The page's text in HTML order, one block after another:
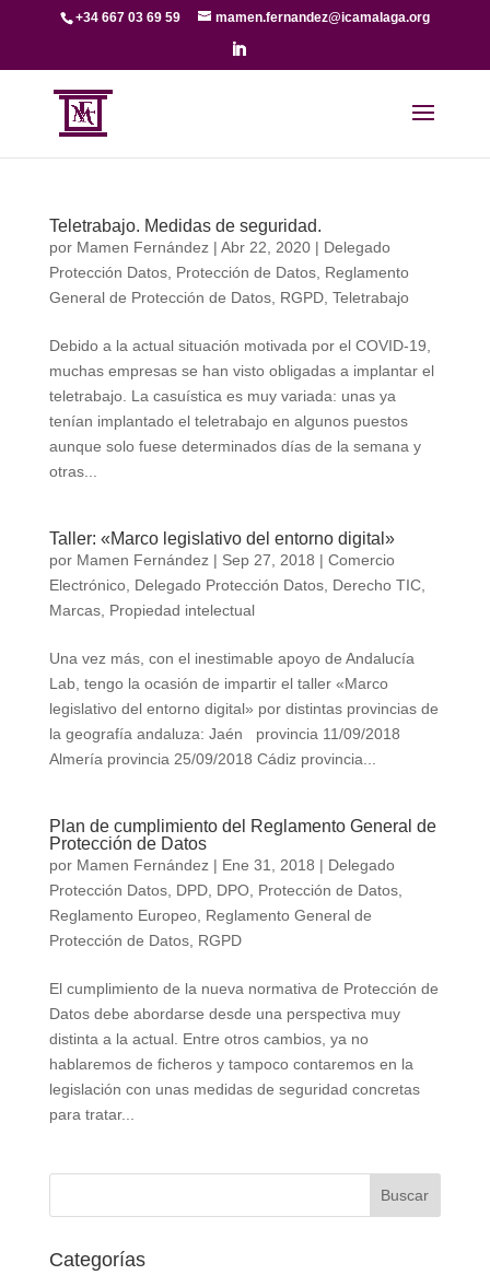
+34 667 03 69 59 mamen.fernandez@icamalaga.org
Teletrabajo. Medidas de seguridad.
por Mamen Fernández| Abr 22, 2020| Delegado
Protección Datos, Protección de Datos, Reglamento
General de Protección de Datos, RGPD, Teletrabajo
Debido a la actual situación motivada por el COVID-19,
muchas empresas se han visto obligadas a implantar el
teletrabajo. La casuística es muy variada: unas ya
tenían implantado el teletrabajo en algunos puestos
aunque solo fuese determinados días de la semana y
otras...
Taller: «Marco legislativo del entorno digital»
por Mamen Fernández| Sep 27, 2018 | Comercio
Electrónico, Delegado Protección Datos, Derecho TIC,
Marcas, Propiedad intelectual
Una vez más, con el inestimable apoyo de Andalucía
Lab, tengo la ocasión de impartir el taller «Marco
legislativo del entorno digital» por distintas provincias de
la geografía andaluza: Jaén provincia 11/09/2018
Almería provincia 25/09/2018 Cádiz provincia...
Plan de cumplimiento del Reglamento General de
Protección de Datos
por Mamen Fernández| Ene 31, 2018 | Delegado
Protección Datos, DPD, DPO, Protección de Datos,
Reglamento Europeo, Reglamento General de
Protección de Datos, RGPD
El cumplimiento de la nueva normativa de Protección de
Datos debe abordarse desde una perspectiva muy
distinta a la actual. Entre otros cambios, ya no
hablaremos de ficheros y tampoco contaremos en la
legislación con unas medidas de seguridad concretas
para tratar...
Buscar
Categorías